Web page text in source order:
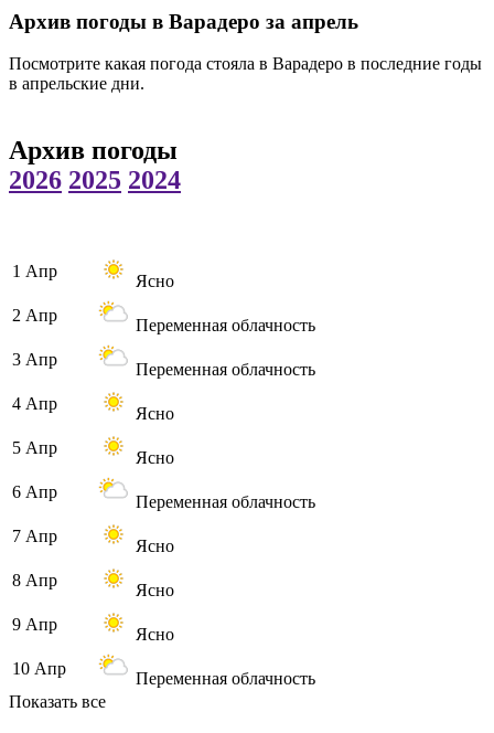
Архив погоды в Варадеро за апрель
Посмотрите какая погода стояла в Варадеро в последние годы
в апрельские дни.
Архив погоды
2026 2025 2024
1 Апр
Ясно
2 Апр
Переменная облачность
3 Апр
Переменная облачность
4 Апр
Ясно
5 Апр
Ясно
6 Апр
Переменная облачность
7 Апр
Ясно
8 Апр
Ясно
9 Апр
Ясно
10 Апр
Переменная облачность
Показать все